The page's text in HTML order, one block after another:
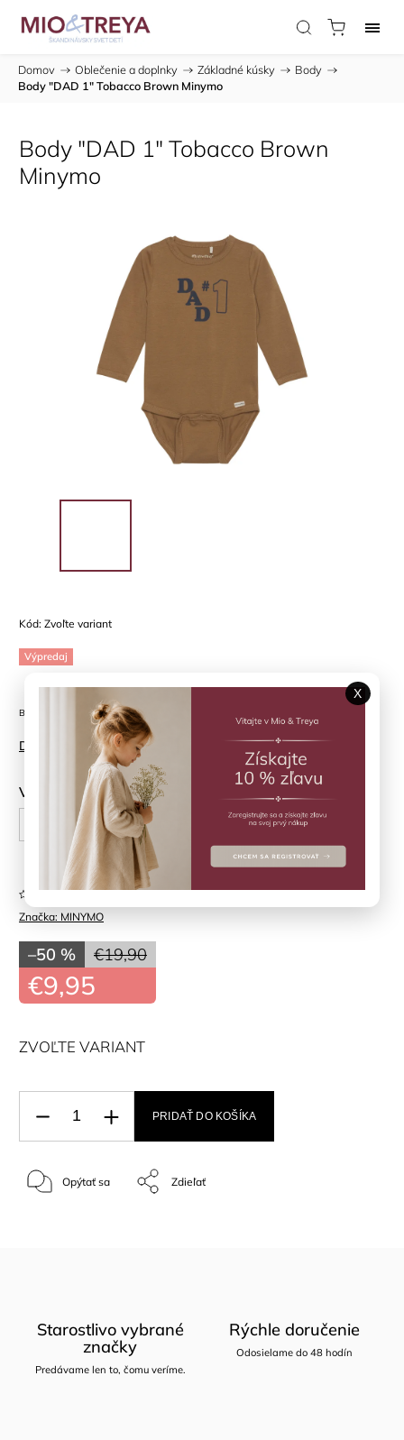
Domov / Oblečenie a doplnky / Základné kúsky / Body /
Body "DAD 1" Tobacco Brown Minymo
Body "DAD 1" Tobacco Brown
Minymo
Kód: Zvoľte variant
Výpredaj
Body "DAD # 1" Tobacco Brown Minymo
Detailné informácie
Veľkosť
62 cm 74 cm
Značka: MINYMO
Neohodnotené
€19,90
–50 %
€9,95
ZVOĽTE VARIANT
PRIDAŤ DO KOŠÍKA
Opýtať sa Zdieľať
Starostlivo vybrané
značky
Predávame len to, čomu veríme.
Rýchle doručenie
Odosielame do 48 hodín
X